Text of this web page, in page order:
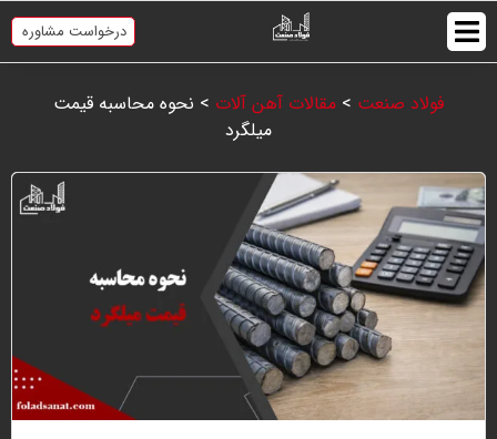
درخواست مشاوره
فولاد صنعت > مقالات آهن آلات > نحوه محاسبه قیمت
میلگرد